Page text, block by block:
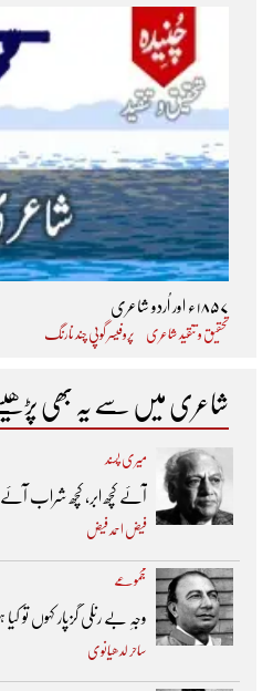
۱۸۵۷ء اور اُردو شاعری
تحقیق و تنقید شاعری پروفیسر گوپی چند نارنگ
شاعری میں سے یہ بھی
میری پسند
آئے کچھ ابر، کچھ شراب آئے
فیض احمد فیض
مجموعے
وجہِ بے رنگی گزپار کہوں تو کیا
ساحر لدھیانوی